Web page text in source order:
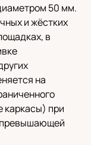
50 мм.
и жёстких
в
на
каркасы) при